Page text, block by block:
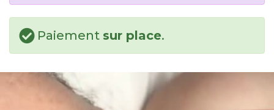
Paiement sur place.